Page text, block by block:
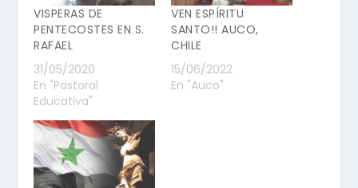
VISPERAS DE
PENTECOSTES EN S.
RAFAEL
31/05/2020
En "Pastoral
Educativa"
VEN ESPÍRITU
SANTO!! AUCO,
CHILE
15/06/2022
En "Auco"